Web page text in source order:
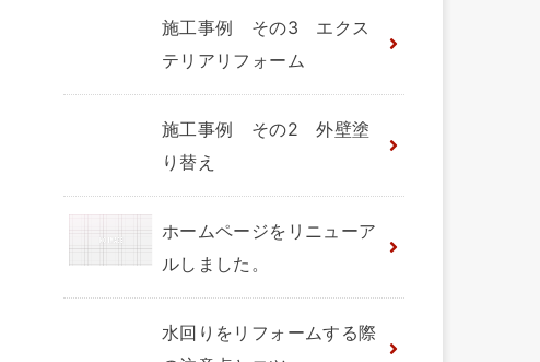
施工事例 その3 エクス
テリアリフォーム
施工事例 その2 外壁塗
り替え
ホームページをリニューア
ルしました。
水回りをリフォームする際